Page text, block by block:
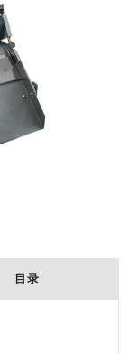
所有权
目录